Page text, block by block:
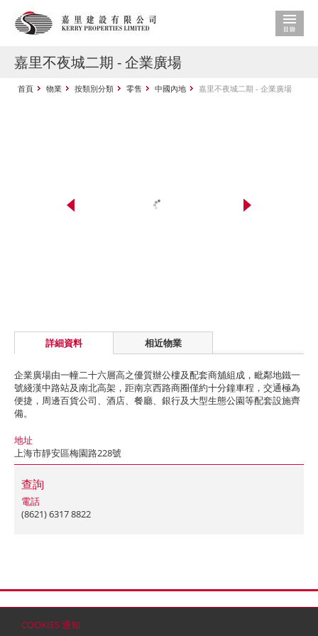
COOKIES 通知
嘉里不夜城二期 - 企業廣場
首頁 物業 按類別分類 零售 中國內地 嘉里不夜城二期 - 企業廣場
詳細資料 相近物業
企業廣場由一幢二十六層高之優質辦公樓及配套商舖組成，毗鄰地鐵一
號綫漢中路站及南北高架，距南京西路商圈僅約十分鐘車程，交通極為
便捷，周邊百貨公司、酒店、餐廳、銀行及大型生態公園等配套設施齊
備。
地址
上海市靜安區梅園路228號
查詢
電話
(8621) 6317 8822
© 2026 嘉里建設有限公司 (於百慕達註冊成立之有限公司)